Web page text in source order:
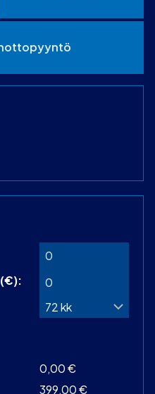
0,00 €
399,00 €